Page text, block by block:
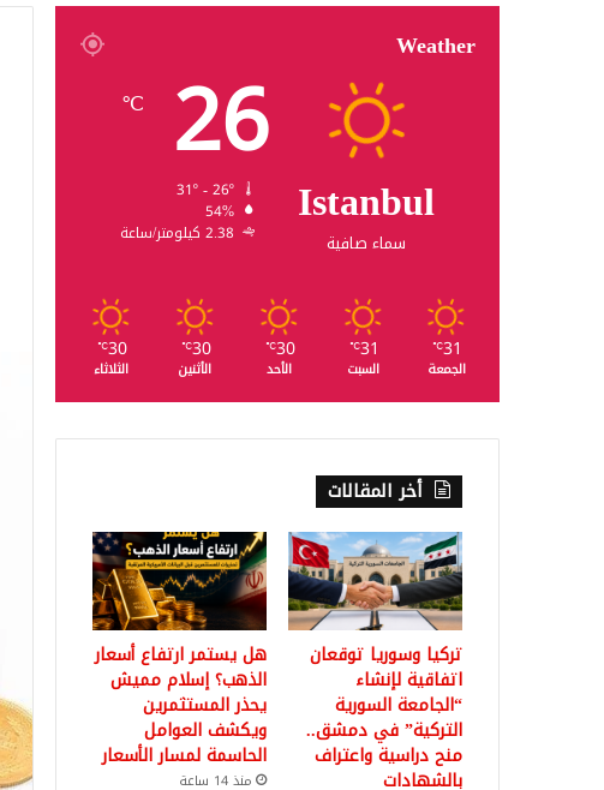
Weather
Istanbul
سماء صافية
26
℃
54%
2.38 كيلومتر/ساعة
31
℃
الجمعة
31
℃
السبت
30
℃
الأحد
30
℃
الأثنين
30
℃
الثلاثاء
أخر المقالات
تركيا وسوريا توقعان
اتفاقية لإنشاء
“الجامعة السورية
التركية” في دمشق..
منح دراسية واعتراف
بالشهادات
هل يستمر ارتفاع أسعار
الذهب؟ إسلام مميش
يحذر المستثمرين
ويكشف العوامل
الحاسمة لمسار الأسعار
منذ 14 ساعة